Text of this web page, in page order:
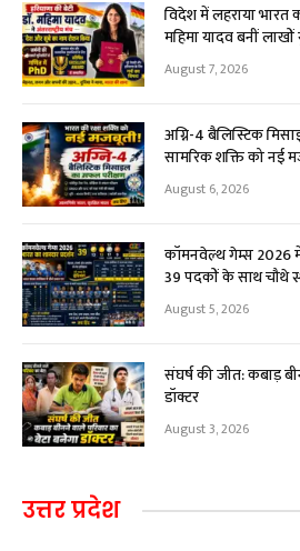
विदेश में लहराया भारत
महिमा यादव बनीं
August 7, 2026
अग्नि-4 बैलिस्टिक
सामरिक शक्ति को नई
August 6, 2026
कॉमनवेल्थ गेम्स 2026 में
39 पदकों के साथ चौथे
August 5, 2026
संघर्ष की जीत: कबाड़
डॉक्टर
August 3, 2026
उत्तर प्रदेश